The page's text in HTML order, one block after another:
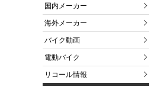
国内メーカー
海外メーカー
バイク動画
電動バイク
リコール情報